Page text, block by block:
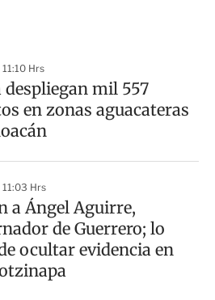
Hrs
despliegan mil 557
en zonas aguacateras
Hrs
a Ángel Aguirre,
de Guerrero; lo
ocultar evidencia en